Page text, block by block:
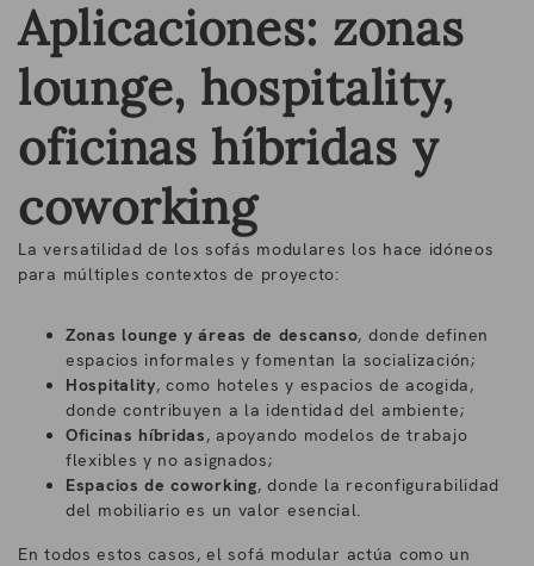
Aplicaciones: zonas
lounge, hospitality,
oficinas híbridas y
coworking
La versatilidad de los sofás modulares los hace idóneos
para múltiples contextos de proyecto:
Zonas lounge y áreas de descanso, donde definen
espacios informales y fomentan la socialización;
Hospitality, como hoteles y espacios de acogida,
donde contribuyen a la identidad del ambiente;
Oficinas híbridas, apoyando modelos de trabajo
flexibles y no asignados;
Espacios de coworking, donde la reconfigurabilidad
del mobiliario es un valor esencial.
En todos estos casos, el sofá modular actúa como un